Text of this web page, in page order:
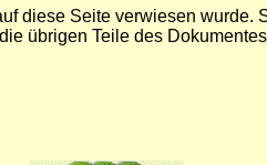
diese Seite verwiesen
übrigen Teile des